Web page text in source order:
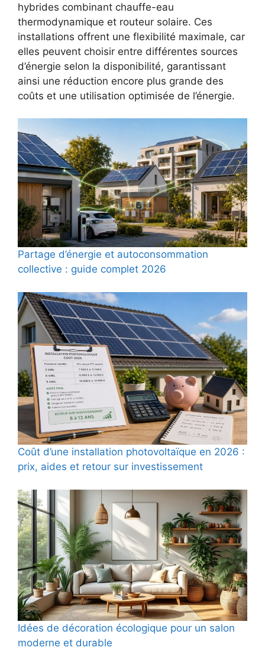
hybrides combinant chauffe-eau
thermodynamique et routeur solaire. Ces
installations offrent une flexibilité maximale, car
elles peuvent choisir entre différentes sources
d’énergie selon la disponibilité, garantissant
ainsi une réduction encore plus grande des
coûts et une utilisation optimisée de l’énergie.
Partage d’énergie et autoconsommation
collective : guide complet 2026
Coût d’une installation photovoltaïque en 2026 :
prix, aides et retour sur investissement
Idées de décoration écologique pour un salon
moderne et durable